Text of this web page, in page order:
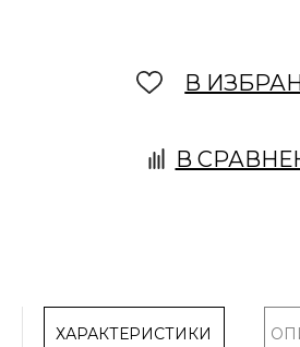
В
В
ХАРАКТЕРИСТИКИ